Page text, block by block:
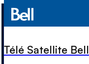
Télé Satellite Bell